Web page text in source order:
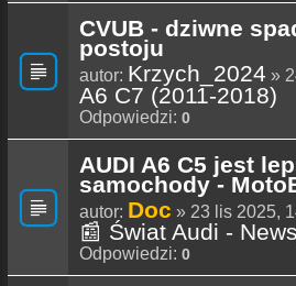
CVUB - dziwne
postoju
autor: Krzych_2024 »
A6 C7 (2011-2018)
Odpowiedzi: 0
AUDI A6 C5 jest
samochody -
autor: Doc » 23 lis 2025,
📰 Świat Audi -
Odpowiedzi: 0